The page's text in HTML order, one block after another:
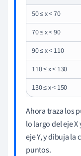
50 ≤ x < 70
70 ≤ x < 90
90 ≤ x < 110
110 ≤ x < 130
130 ≤ x < 150
Ahora traza los
lo largo del eje
eje Y, y dibuja la
puntos.